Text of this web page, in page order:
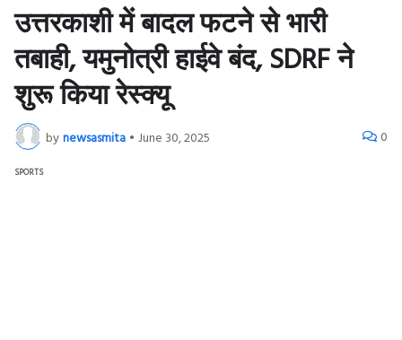
उत्तरकाशी में बादल फटने से भारी
तबाही, यमुनोत्री हाईवे बंद, SDRF ने
शुरू किया रेस्क्यू
bynewsasmita • June 30, 2025 0
SPORTS